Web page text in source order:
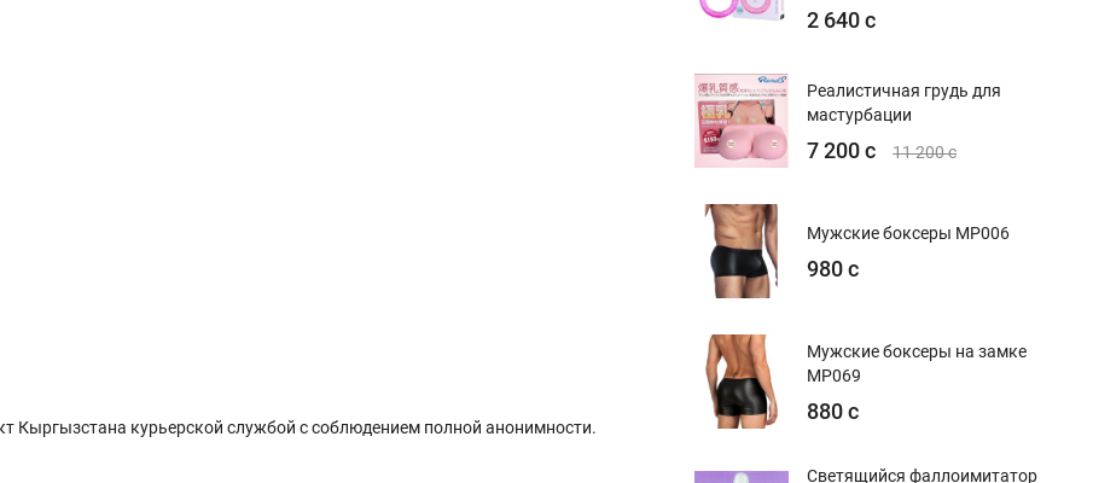
курьерской службой с соблюдением полной анонимности.
2 640 с
Реалистичная грудь для
мастурбации
7 200 с 11 200 с
Мужские боксеры MP006
980 с
Мужские боксеры на замке
MP069
880 с
Светящийся фаллоимитатор